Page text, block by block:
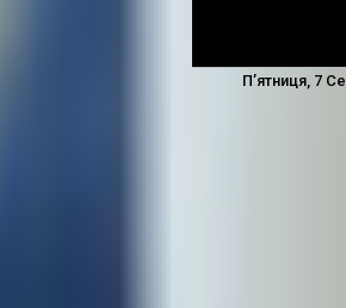
П’ятниця, 7